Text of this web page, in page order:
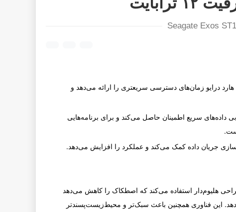
Seagate Exos
این هارد درایو زمان‌های دسترسی سریعتری را ارائه می‌دهد و
داده‌های سریع اطمینان حاصل می‌کند و برای برنامه‌هایی
جریان داده کمک می‌کند و عملکرد را افزایش می‌دهد.
هلیوم‌دار استفاده می‌کند که اصطکاک را کاهش می‌دهد
این فناوری همچنین باعث سبک‌تر و محیط‌زیست‌پسندتر